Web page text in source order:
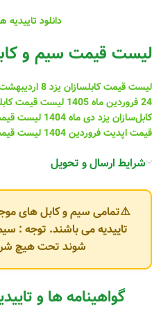
دانلود
لیست قیمت سیم و
لیست قیمت کابلسازان یزد 8 اردیبهشت ماه 1405
24 فروردین ماه 1405
لیست قیمت کابلسازان
کابل‌سازان یزد دی ماه 1404
لیست قیمت
قیمت اپدیت فروردین 1404
لیست قیمت
شرایط ارسال و تحویل
⚠️تمامی سیم و کابل های
تاییدیه می باشند. توجه :
شوند تحت هیچ
گواهینامه ها و